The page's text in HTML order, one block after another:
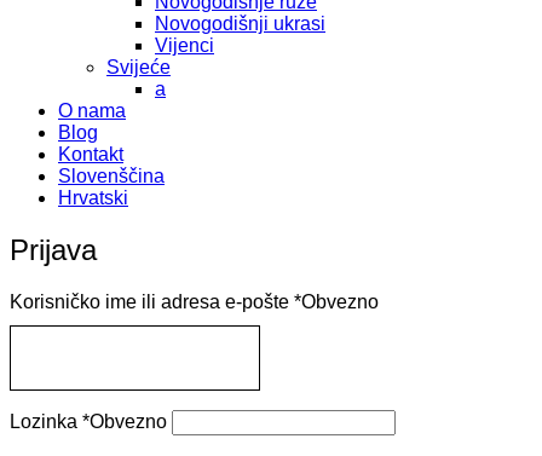
Novogodišnji ukrasi
Vijenci
Svijeće
a
O nama
Blog
Kontakt
Slovenščina
Hrvatski
Prijava
Korisničko ime ili adresa e-pošte *Obvezno
Lozinka *Obvezno